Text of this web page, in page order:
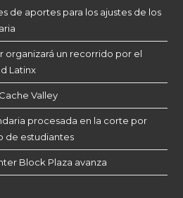
de aportes para los ajustes de los
organizará un recorrido por el
Latinx
Valley
procesada en la corte por
de estudiantes
Block Plaza avanza